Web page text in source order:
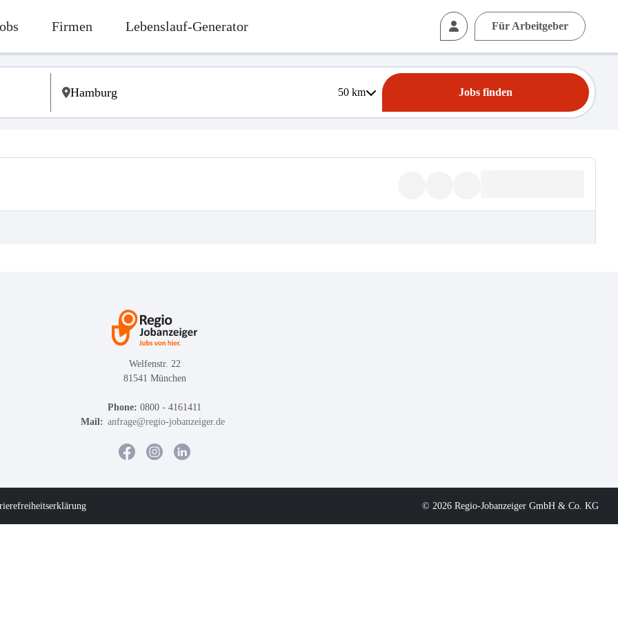
Firmen Lebenslauf-Generator Für Arbeitgeber
50km Jobs finden
Welfenstr. 22
81541 München
Phone: 0800 - 4161411
Mail: anfrage@regio-jobanzeiger.de
© 2026 Regio-Jobanzeiger GmbH & Co. KG